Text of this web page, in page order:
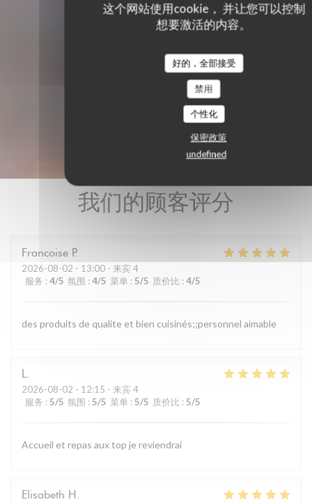
这个网站使用cookie， 并让您可以控制
想要激活的内容。
好的，全部接受
禁用
个性化
保密政策
undefined
我们的顾客评分
Francoise P
2026-08-02 - 13:00 - 来宾 4
服务 : 4/5 氛围 : 4/5 菜单 : 5/5 质价比 : 4/5
des produits de qualite et bien cuisinés;;personnel aimable
L
2026-08-02 - 12:15 - 来宾 4
服务 : 5/5 氛围 : 5/5 菜单 : 5/5 质价比 : 5/5
Accueil et repas aux top je reviendrai
Elisabeth H